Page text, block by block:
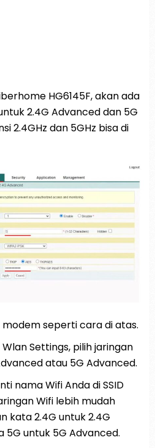
HG6145F, akan ada
2.4G Advanced dan 5G
2.4GHz dan 5GHz bisa di
seperti cara di atas.
Settings, pilih jaringan
atau 5G Advanced.
nama Wifi Anda di SSID
Wifi lebih mudah
kata 2.4G untuk 2.4G
5G untuk 5G Advanced.